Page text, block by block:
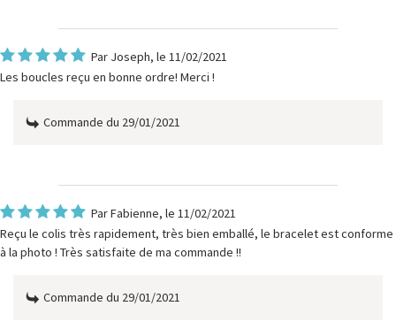
Par Joseph, le 11/02/2021
Les boucles reçu en bonne ordre! Merci !
Commande du 29/01/2021
ParFabienne, le 11/02/2021
Reçu le colis très rapidement, très bien emballé, le bracelet est conforme
à la photo ! Très satisfaite de ma commande !!
Commande du 29/01/2021